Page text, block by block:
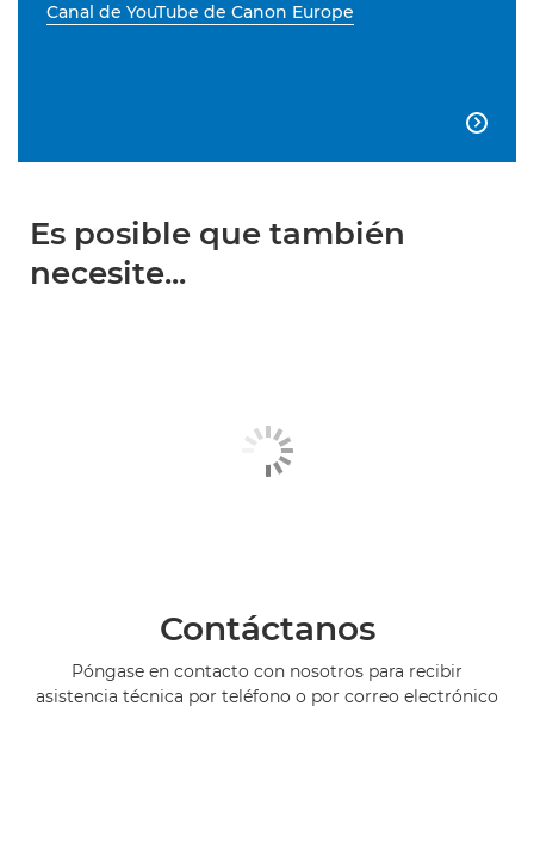
Canal de YouTube de Canon Europe

Es posible que también
necesite...
Contáctanos
Póngase en contacto con nosotros para recibir
asistencia técnica por teléfono o por correo electrónico